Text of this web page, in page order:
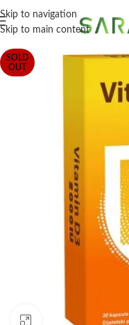
Skip to navigation
Skip to main content
SOLD
OUT
Click to enlarge